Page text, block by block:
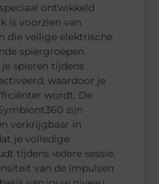
ontwikkeld
is voorzien van
die veilige elektrische
spiergroepen
spieren tijdens
waardoor je
wordt. De
zijn
verkrijgbaar in
je volledige
tijdens iedere sessie.
van de impulsen